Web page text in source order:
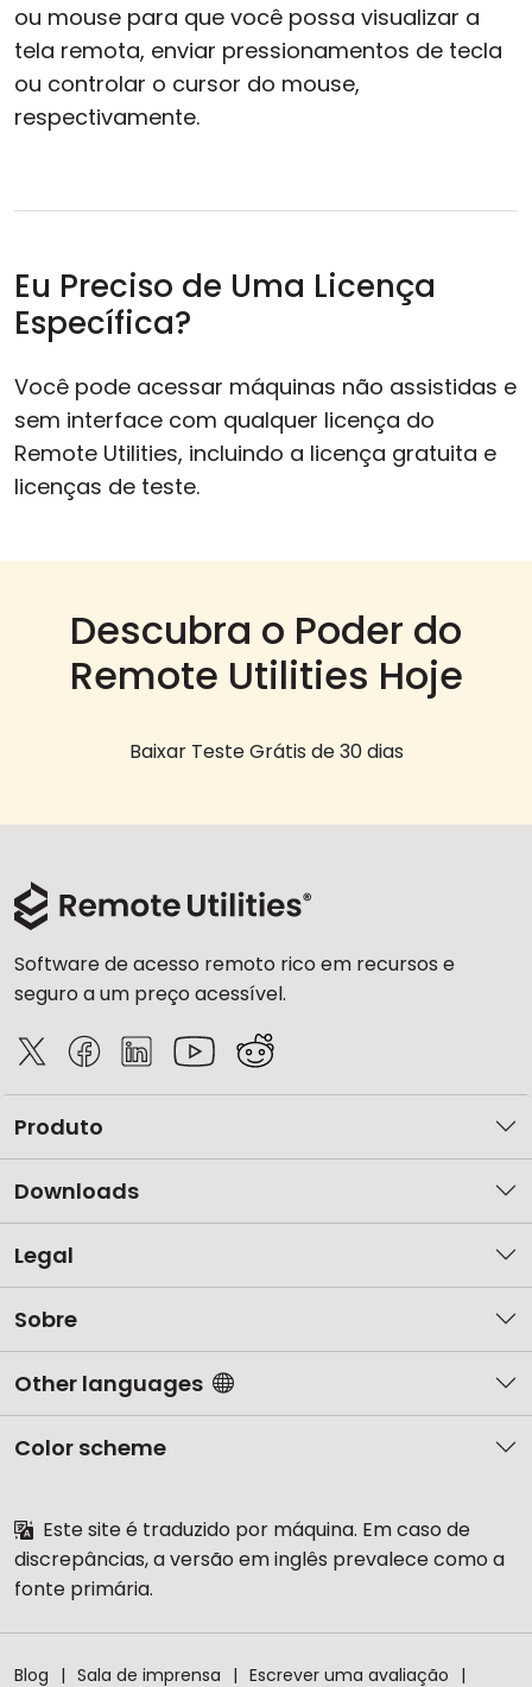
ou mouse para que você possa visualizar a
tela remota, enviar pressionamentos de tecla
ou controlar o cursor do mouse,
respectivamente.
Eu Preciso de Uma Licença
Específica?
Você pode acessar máquinas não assistidas e
sem interface com qualquer licença do
Remote Utilities, incluindo a licença gratuita e
licenças de teste.
Descubra o Poder do
Remote Utilities Hoje
Baixar Teste Grátis de 30 dias
Software de acesso remoto rico em recursos e
seguro a um preço acessível.
Produto
Downloads
Legal
Sobre
Other languages
Color scheme
Este site é traduzido por máquina. Em caso de
discrepâncias, a versão em inglês prevalece como a
fonte primária.
Blog Sala de imprensa Escrever uma avaliação